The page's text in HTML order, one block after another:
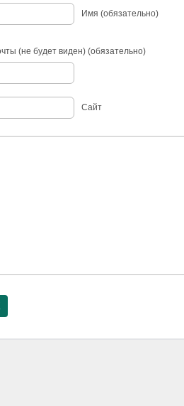
Имя (обязательно)
(не будет виден) (обязательно)
Сайт